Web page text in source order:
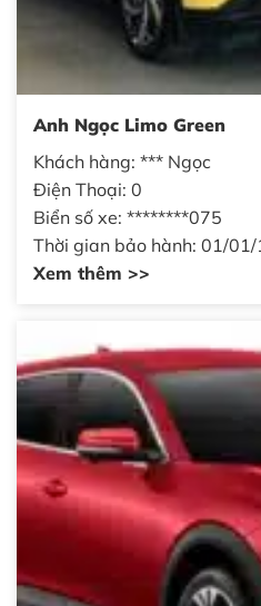
Anh Ngọc Limo Green
Khách hàng: *** Ngọc
Điện Thoại: 0
Biển số xe: ********075
Thời gian bảo hành: 01/
Xem thêm >>